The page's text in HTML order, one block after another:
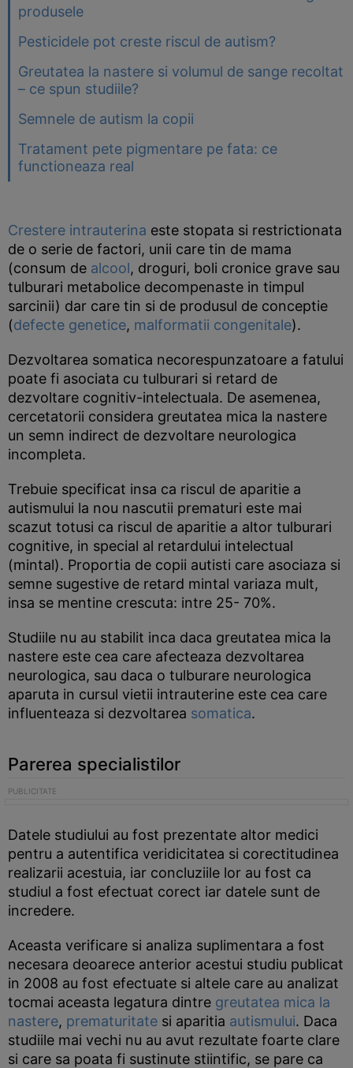
produsele
Pesticidele pot creste riscul de autism?
Greutatea la nastere si volumul de sange recoltat
– ce spun studiile?
Semnele de autism la copii
Tratament pete pigmentare pe fata: ce
functioneaza real
Crestere intrauterina este stopata si restrictionata
de o serie de factori, unii care tin de mama
(consum de alcool, droguri, boli cronice grave sau
tulburari metabolice decompenaste in timpul
sarcinii) dar care tin si de produsul de conceptie
(defecte genetice, malformatii congenitale).
Dezvoltarea somatica necorespunzatoare a fatului
poate fi asociata cu tulburari si retard de
dezvoltare cognitiv-intelectuala. De asemenea,
cercetatorii considera greutatea mica la nastere
un semn indirect de dezvoltare neurologica
incompleta.
Trebuie specificat insa ca riscul de aparitie a
autismului la nou nascutii prematuri este mai
scazut totusi ca riscul de aparitie a altor tulburari
cognitive, in special al retardului intelectual
(mintal). Proportia de copii autisti care asociaza si
semne sugestive de retard mintal variaza mult,
insa se mentine crescuta: intre 25- 70%.
Studiile nu au stabilit inca daca greutatea mica la
nastere este cea care afecteaza dezvoltarea
neurologica, sau daca o tulburare neurologica
aparuta in cursul vietii intrauterine este cea care
influenteaza si dezvoltarea somatica.
Parerea specialistilor
Datele studiului au fost prezentate altor medici
pentru a autentifica veridicitatea si corectitudinea
realizarii acestuia, iar concluziile lor au fost ca
studiul a fost efectuat corect iar datele sunt de
incredere.
Aceasta verificare si analiza suplimentara a fost
necesara deoarece anterior acestui studiu publicat
in 2008 au fost efectuate si altele care au analizat
tocmai aceasta legatura dintre greutatea mica la
nastere, prematuritate si aparitia autismului. Daca
studiile mai vechi nu au avut rezultate foarte clare
si care sa poata fi sustinute stiintific, se pare ca